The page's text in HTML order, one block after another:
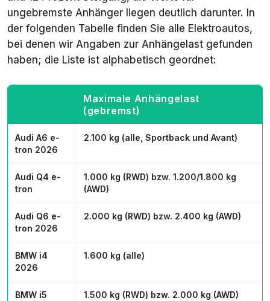
ungebremste Anhänger liegen deutlich darunter. In
der folgenden Tabelle finden Sie alle Elektroautos,
bei denen wir Angaben zur Anhängelast gefunden
haben; die Liste ist alphabetisch geordnet:
Maximale Anhängelast
(gebremst)
Audi A6 e-
tron 2026
2.100 kg (alle, Sportback und Avant)
Audi Q4 e-
tron
1.000 kg (RWD) bzw. 1.200/1.800 kg
(AWD)
Audi Q6 e-
tron 2026
2.000 kg (RWD) bzw. 2.400 kg (AWD)
BMW i4
2026
1.600 kg (alle)
BMW i5
1.500 kg (RWD) bzw. 2.000 kg (AWD)